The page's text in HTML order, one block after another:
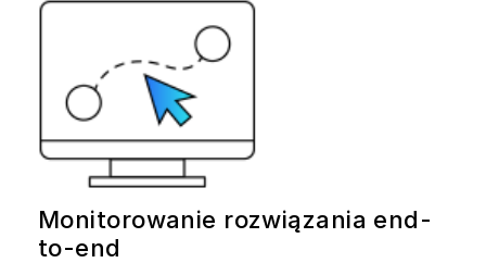
Monitorowanie rozwiązania end-
to-end